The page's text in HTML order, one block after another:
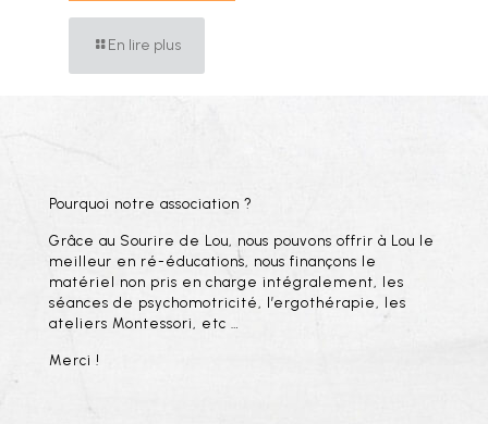
En lire plus
Pourquoi notre association ?
Grâce au Sourire de Lou, nous pouvons offrir à Lou le
meilleur en ré-éducations, nous finançons le
matériel non pris en charge intégralement, les
séances de psychomotricité, l’ergothérapie, les
ateliers Montessori, etc …
Merci !